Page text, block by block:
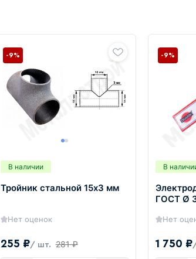
В наличии
Тройник стальной 15х3 мм
Нет оценок
255 ₽/ шт. 281 ₽
-9%
В
ГОСТ Ø
Нет
1 750 ₽
-9%